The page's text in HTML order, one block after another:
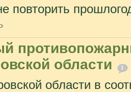
повторить
области
1
области в